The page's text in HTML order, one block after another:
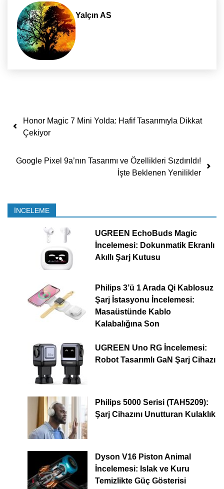
Yalçın AS
Yazı dolaşımı
Honor Magic 7 Mini Yolda: Hafif Tasarımıyla Dikkat
Çekiyor
Google Pixel 9a’nın Tasarımı ve Özellikleri Sızdırıldı!
İşte Beklenen Yenilikler
İNCELEME
UGREEN EchoBuds Magic
İncelemesi: Dokunmatik Ekranlı
Akıllı Şarj Kutusu
Philips 3’ü 1 Arada Qi Kablosuz
Şarj İstasyonu İncelemesi:
Masaüstünde Kablo
Kalabalığına Son
UGREEN Uno RG İncelemesi:
Robot Tasarımlı GaN Şarj Cihazı
Philips 5000 Serisi (TAH5209):
Şarj Cihazını Unutturan Kulaklık
Dyson V16 Piston Animal
İncelemesi: Islak ve Kuru
Temizlikte Güç Gösterisi